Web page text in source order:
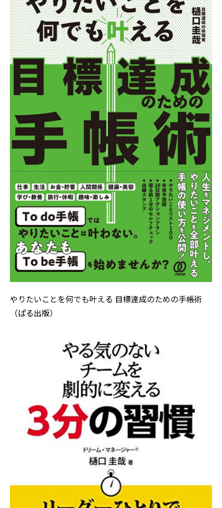
やりたいことを何でも叶える 目標達成のための手帳術
（ぱる出版）